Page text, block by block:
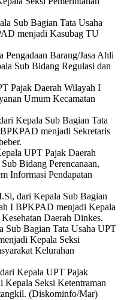
Sub Bagian Tata Usaha
menjadi Kasubag TU
Barang/Jasa Ahli
Sub Bidang Regulasi dan
Pajak Daerah Wilayah I
Umum Kecamatan
Kepala Sub Bagian Tata
menjadi Sekretaris
UPT Pajak Daerah
Bidang Perencanaan,
Informasi Pendapatan
dari Kepala Sub Bagian
I BPKPAD menjadi Kepala
Daerah Dinkes.
Bagian Tata Usaha UPT
Kepala Seksi
Kelurahan
Kepala UPT Pajak
Seksi Ketentraman
(Diskominfo/Mar)